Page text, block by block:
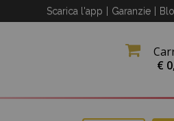
Scarica l'app Garanzie
€